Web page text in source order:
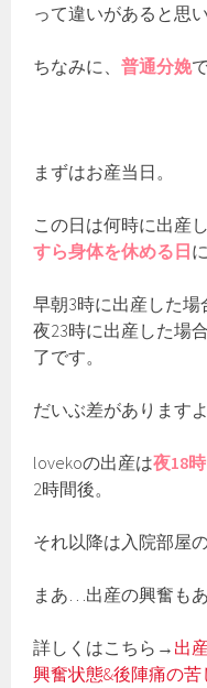
って違いがあると思い
ちなみに、普通分娩
まずはお産当日。
この日は何時に出産
すら身体を休める日
早朝3時に出産した
夜23時に出産した場
了です。
だいぶ差がありますよ
lovekoの出産は夜18
2時間後。
それ以降は入院部屋
まあ…出産の興奮も
詳しくはこちら→ 出
興奮状態&後陣痛の苦